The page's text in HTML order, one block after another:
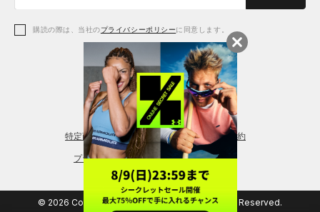
アクセサリー
レギンス＆タイツ
シューズ
購読の際は、当社のプライバシーポリシーに同意します。
特定商取引法に基づく通販の表記 会員規約
プライバシーポリシー
© 2026 Copyright DOME Corporation. All Rights Reserved.